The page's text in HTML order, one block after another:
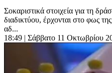
Σοκαριστικά στοιχεία για τη
διαδικτύου, έρχονται στο φως
αδ...
18:49 | Σάββατο 11 Οκτωβρίου